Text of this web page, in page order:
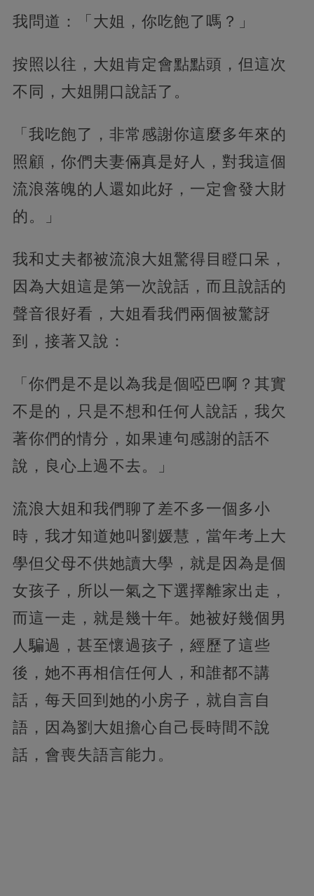
我問道：「大姐，你吃飽了嗎？」
按照以往，大姐肯定會點點頭，但這次
不同，大姐開口說話了。
「我吃飽了，非常感謝你這麼多年來的
照顧，你們夫妻倆真是好人，對我這個
流浪落魄的人還如此好，一定會發大財
的。」
我和丈夫都被流浪大姐驚得目瞪口呆，
因為大姐這是第一次說話，而且說話的
聲音很好看，大姐看我們兩個被驚訝
到，接著又說：
「你們是不是以為我是個啞巴啊？其實
不是的，只是不想和任何人說話，我欠
著你們的情分，如果連句感謝的話不
說，良心上過不去。」
流浪大姐和我們聊了差不多一個多小
時，我才知道她叫劉媛慧，當年考上大
學但父母不供她讀大學，就是因為是個
女孩子，所以一氣之下選擇離家出走，
而這一走，就是幾十年。她被好幾個男
人騙過，甚至懷過孩子，經歷了這些
後，她不再相信任何人，和誰都不講
話，每天回到她的小房子，就自言自
語，因為劉大姐擔心自己長時間不說
話，會喪失語言能力。